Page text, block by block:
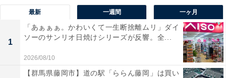
最新 一週間 一ヶ月
1
「あぁぁぁ。かわいくて一生断捨離ムリ」ダイ
ソーのサンリオ日焼けシリーズが反響。全...
2026/08/10
【群馬県藤岡市】道の駅「ららん藤岡」は買い